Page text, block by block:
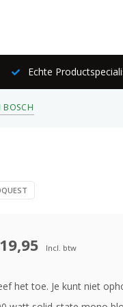
Echte
BOSCH
Incl. btw
het toe. Je kunt niet